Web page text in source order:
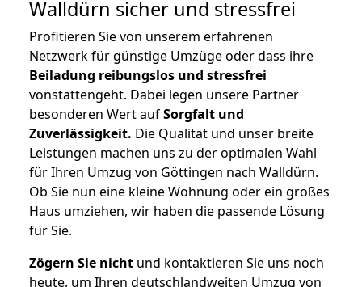
Walldürn sicher und stressfrei
Profitieren Sie von unserem erfahrenen
Netzwerk für günstige Umzüge oder dass ihre
Beiladung reibungslos und stressfrei
vonstattengeht. Dabei legen unsere Partner
besonderen Wert aufSorgfalt und
Zuverlässigkeit. Die Qualität und unser breite
Leistungen machen uns zu der optimalen Wahl
für Ihren Umzug von Göttingen nach Walldürn.
Ob Sie nun eine kleine Wohnung oder ein großes
Haus umziehen, wir haben die passende Lösung
für Sie.
Zögern Sie nicht und kontaktieren Sie uns noch
heute, um Ihren deutschlandweiten Umzug von